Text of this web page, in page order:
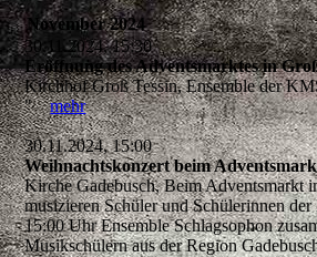
November 2024
30.11.2024, 15:30
Eröffnung des Adventsmarktes in
Kirchhof Groß Tessin, Ensemble der
"mehr
30.11.2024, 15:00
Weihnachtskonzert beim
Kirche Gadebusch, Beim Adventsmarkt
musizieren Schüler und Schülerinnen
15:00 Uhr Ensemble Schlagsophon
Musikschülern aus der Region